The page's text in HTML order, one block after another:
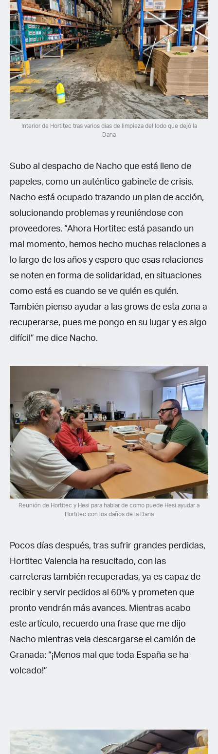
Interior de Hortitec tras varios dias de limpieza del lodo que dejó la
Dana
Subo al despacho de Nacho que está lleno de
papeles, como un auténtico gabinete de crisis.
Nacho está ocupado trazando un plan de acción,
solucionando problemas y reuniéndose con
proveedores. “Ahora Hortitec está pasando un
mal momento, hemos hecho muchas relaciones a
lo largo de los años y espero que esas relaciones
se noten en forma de solidaridad, en situaciones
como está es cuando se ve quién es quién.
También pienso ayudar a las grows de esta zona a
recuperarse, pues me pongo en su lugar y es algo
difícil” me dice Nacho.
Reunión de Hortitec y Hesi para hablar de como puede Hesi ayudar a
Hortitec con los daños de la Dana
Pocos días después, tras sufrir grandes perdidas,
Hortitec Valencia ha resucitado, con las
carreteras también recuperadas, ya es capaz de
recibir y servir pedidos al 60% y prometen que
pronto vendrán más avances. Mientras acabo
este artículo, recuerdo una frase que me dijo
Nacho mientras veia descargarse el camión de
Granada: “¡Menos mal que toda España se ha
volcado!”